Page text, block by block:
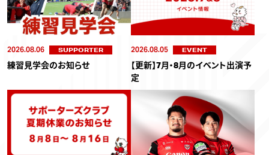
2026.08.06 SUPPORTER
練習見学会のお知らせ
2026.08.05 EVENT
【更新】7月・8月のイベント出演予
定